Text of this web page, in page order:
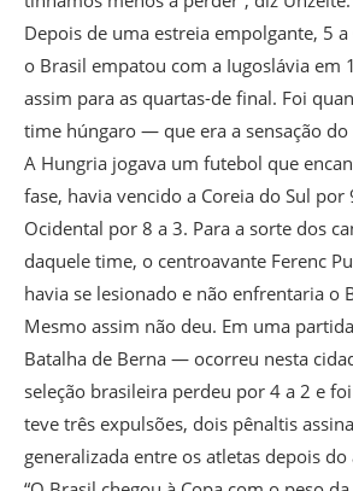
Depois de uma estreia empolgante, 5
o Brasil empatou com a Iugoslávia em
assim para as quartas-de final. Foi
time húngaro — que era a sensação
A Hungria jogava um futebol que
fase, havia vencido a Coreia do Sul por
Ocidental por 8 a 3. Para a sorte dos
daquele time, o centroavante Ferenc
havia se lesionado e não enfrentaria o
Mesmo assim não deu. Em uma
Batalha de Berna — ocorreu nesta
seleção brasileira perdeu por 4 a 2 e
teve três expulsões, dois pênaltis
generalizada entre os atletas depois